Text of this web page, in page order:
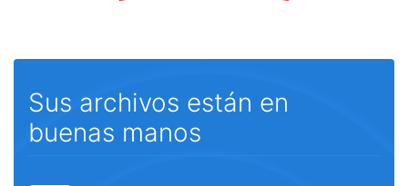
Sus archivos están en
buenas manos